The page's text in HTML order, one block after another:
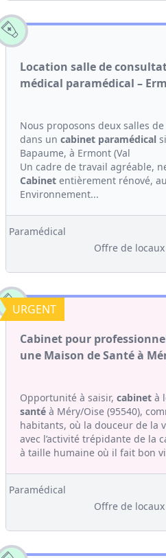
Location salle de
médical paramédical –
Nous proposons deux salles
dans un cabinet paramédical
Bapaume, à Ermont (Val
Un cadre de travail agréable,
Cabinet entièrement rénové,
Environnement...
Paramédical
Offre de
URGENT
Cabinet pour
une Maison de Santé à
Opportunité à saisir, cabinet à
santé à Méry/Oise (95540),
habitants, où la douceur de la
avec l’activité trépidante de la
à taille humaine où il fait bon
Paramédical
Offre de